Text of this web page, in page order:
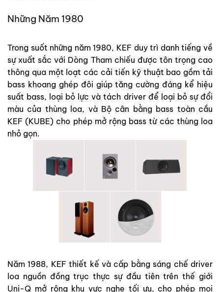
Những Năm 1980
Trong suốt những năm 1980, KEF duy trì danh tiếng về
sự xuất sắc với Dòng Tham chiếu được tôn trọng cao
thông qua một loạt các cải tiến kỹ thuật bao gồm tải
bass khoang ghép đôi giúp tăng cường đáng kể hiệu
suất bass, loại bỏ lực và tách driver để loại bỏ sự đổi
màu của thùng loa, và Bộ cân bằng bass toàn cầu
KEF (KUBE) cho phép mở rộng bass từ các thùng loa
nhỏ gọn.
Năm 1988, KEF thiết kế và cấp bằng sáng chế driver
loa nguồn đồng trục thực sự đầu tiên trên thế giới
Uni-Q mở rộng khu vực nghe tối ưu, cho phép mọi